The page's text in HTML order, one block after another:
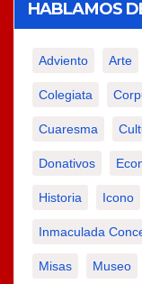
HABLAMOS
Adviento Arte
Colegiata
Cuaresma
Donativos
Historia Icono
Inmaculada
Misas Museo